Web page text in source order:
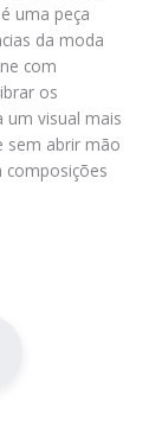
uma peça
da moda
com
os
um visual mais
sem abrir mão
composições